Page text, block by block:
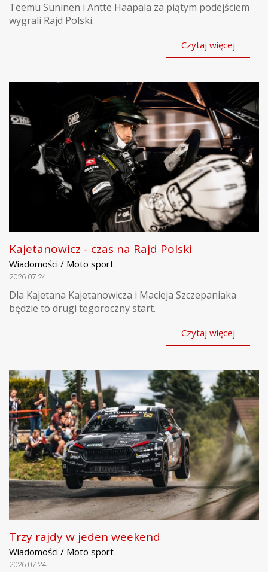
Teemu Suninen i Antte Haapala za piątym podejściem
wygrali Rajd Polski.
Czytaj więcej
Kajetanowicz - czas na Rajd Polski
Wiadomości / Moto sport
2026.07.24
Dla Kajetana Kajetanowicza i Macieja Szczepaniaka
będzie to drugi tegoroczny start.
Czytaj więcej
Trzy rajdy w jeden weekend
Wiadomości / Moto sport
2026.07.24